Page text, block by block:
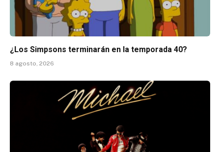
¿Los Simpsons terminarán en la temporada 40?
8 agosto, 2026